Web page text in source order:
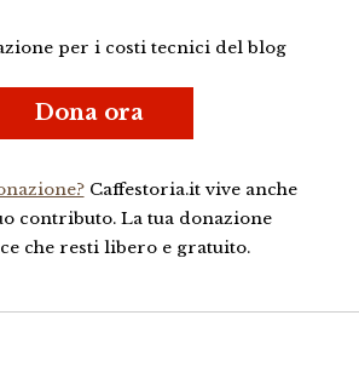
per i costi tecnici del blog
Dona ora
Caffestoria.it vive anche
contributo. La tua donazione
che resti libero e gratuito.